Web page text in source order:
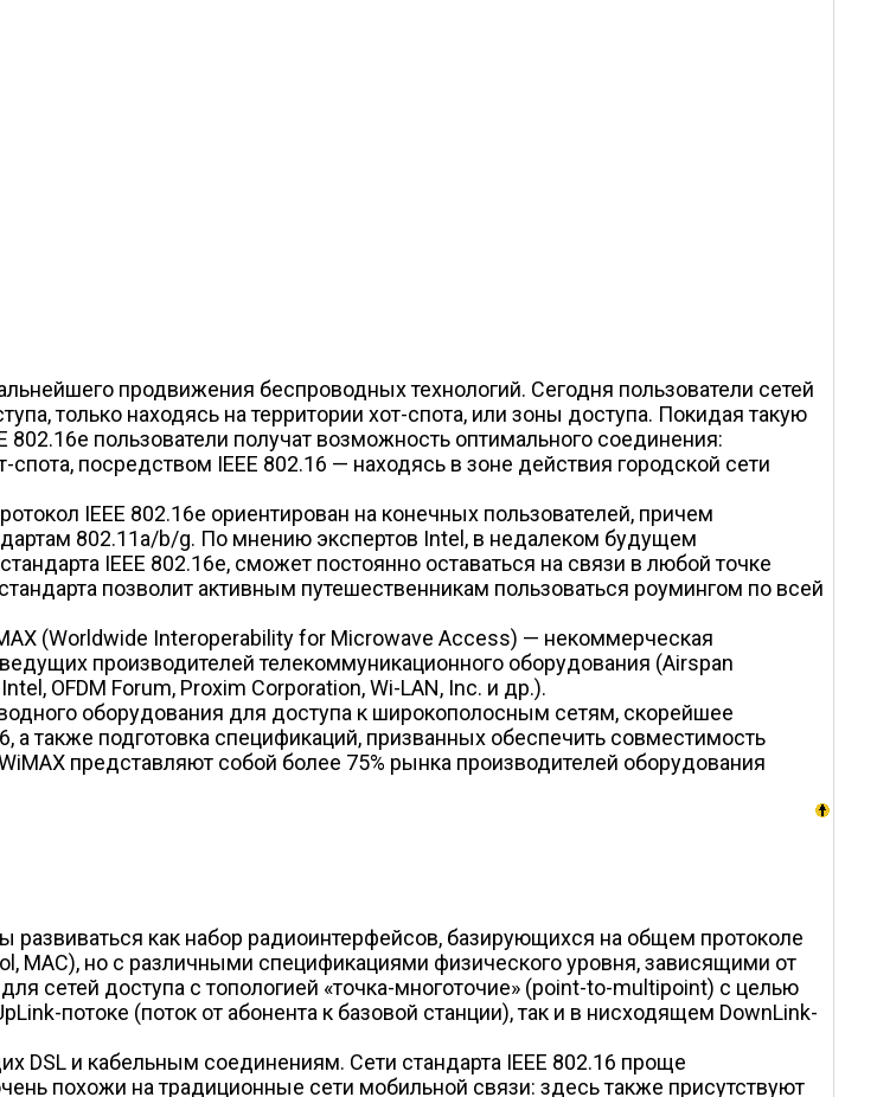
продвижения беспроводных технологий. Сегодня пользователи сетей
только находясь на территории хот-спота, или зоны доступа. Покидая такую
пользователи получат возможность оптимального соединения:
посредством IEEE 802.16 — находясь в зоне действия городской сети
IEEE 802.16e ориентирован на конечных пользователей, причем
802.11a/b/g. По мнению экспертов Intel, в недалеком будущем
IEEE 802.16e, сможет постоянно оставаться на связи в любой точке
позволит активным путешественникам пользоваться роумингом по всей
(Worldwide Interoperability for Microwave Access) — некоммерческая
производителей телекоммуникационного оборудования (Airspan
OFDM Forum, Proxim Corporation, Wi-LAN, Inc. и др.).
оборудования для доступа к широкополосным сетям, скорейшее
также подготовка спецификаций, призванных обеспечить совместимость
представляют собой более 75% рынка производителей оборудования
развиваться как набор радиоинтерфейсов, базирующихся на общем протоколе
МАС), но с различными спецификациями физического уровня, зависящими от
сетей доступа с топологией «точка-многоточие» (point-to-multipoint) с целью
потоке (поток от абонента к базовой станции), так и в нисходящем DownLink-
и кабельным соединениям. Сети стандарта IEEE 802.16 проще
похожи на традиционные сети мобильной связи: здесь также присутствуют